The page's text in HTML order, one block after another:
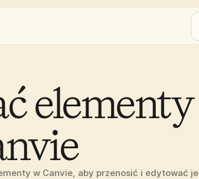
elementy
w Canvie, aby przenosić i edytować je